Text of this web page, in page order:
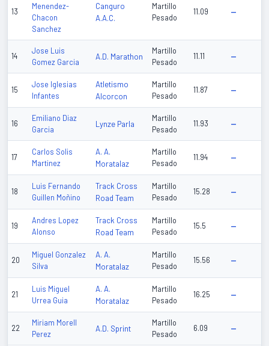
13
Menendez-
Chacon
Sanchez
Canguro
A.A.C.
Martillo
Pesado
11.09 —
14
Jose Luis
Gomez Garcia
A.D. Marathon
Martillo
Pesado
11.11 —
15
Jose Iglesias
Infantes
Atletismo
Alcorcon
Martillo
Pesado
11.87 —
16
Emiliano Diaz
Garcia
Lynze Parla
Martillo
Pesado
11.93 —
17
Carlos Solis
Martinez
A. A.
Moratalaz
Martillo
Pesado
11.94 —
18
Luis Fernando
Guillen Moñino
Track Cross
Road Team
Martillo
Pesado
15.28 —
19
Andres Lopez
Alonso
Track Cross
Road Team
Martillo
Pesado
15.5 —
20
Miguel Gonzalez
Silva
A. A.
Moratalaz
Martillo
Pesado
15.56 —
21
Luis Miguel
Urrea Guia
A. A.
Moratalaz
Martillo
Pesado
16.25 —
22
Miriam Morell
Perez
A.D. Sprint
Martillo
Pesado
6.09 —